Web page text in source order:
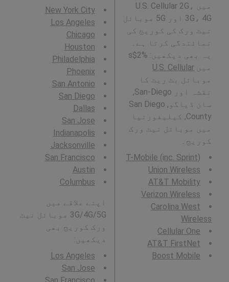
میں U.S. Cellular 2G،
3G، 4G اور 5G موبائل
نیٹ ورک کی کوریج کی
نمائندگی کرتا ہے۔
یہ بھی دیکھیں: %2$s
میں U.S. Cellular
موبائل بٹ ریٹ کا
نقشہ اور San-Diego,
سان ڈیاگو, San Diego
County, کیلیفورنیا
میں موبائل نیٹ ورک
کوریج۔
T-Mobile (inc. Sprint)
Union Wireless
AT&T Mobility
Verizon Wireless
Carolina West
Wireless
Cellular One
AT&T FirstNet
Boost Mobile
New York City
Los Angeles
Chicago
Houston
Philadelphia
Phoenix
San Antonio
San Diego
Dallas
San Jose
Indianapolis
Jacksonville
San Francisco
Austin
Columbus
اپنے علاقے میں
3G/4G/5G موبائل نیٹ
ورک کوریج بھی
دیکھیں:
Los Angeles
San Jose
San Francisco